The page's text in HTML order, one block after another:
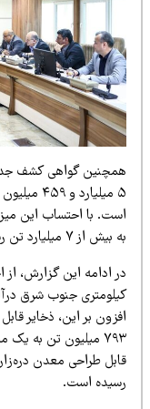
کشف جدید معدن عظیم
این میزان، ذخایر
۷۹۳